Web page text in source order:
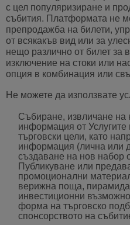
с цел популяризиране и
събития. Платформата не
препродажба на билети,
от всякакъв вид или за
нещо различно от билет за
изключение на стоки или
опция в комбинация или
Не можете да използвате
Събиране, извличане на
информация от Услугите
търговски цели, като
информация (лична или
създаване на нов набор
Публикуване или
промоционални
верижна поща,
инвестиционни
форма на търговско
спонсорството на